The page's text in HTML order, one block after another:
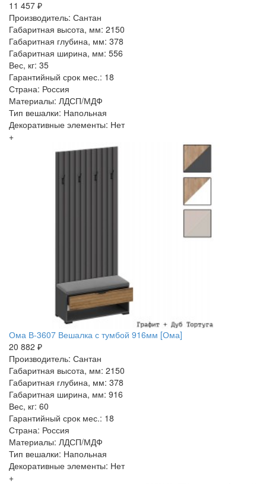
11 457 ₽
Производитель: Сантан
Габаритная высота, мм: 2150
Габаритная глубина, мм: 378
Габаритная ширина, мм: 556
Вес, кг: 35
Гарантийный срок мес.: 18
Страна: Россия
Материалы: ЛДСП/МДФ
Тип вешалки: Напольная
Декоративные элементы: Нет
+
Ома В-3607 Вешалка с тумбой 916мм [Ома]
20 882 ₽
Производитель: Сантан
Габаритная высота, мм: 2150
Габаритная глубина, мм: 378
Габаритная ширина, мм: 916
Вес, кг: 60
Гарантийный срок мес.: 18
Страна: Россия
Материалы: ЛДСП/МДФ
Тип вешалки: Напольная
Декоративные элементы: Нет
+